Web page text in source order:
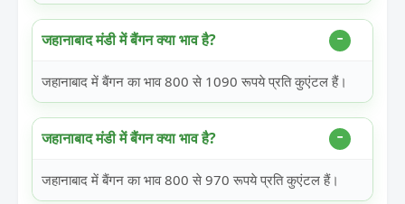
जहानाबाद मंडी में बैंगन क्या भाव है?
जहानाबाद में बैंगन का भाव 800 से 1090 रूपये प्रति कुएंटल हैं।
जहानाबाद मंडी में बैंगन क्या भाव है?
जहानाबाद में बैंगन का भाव 800 से 970 रूपये प्रति कुएंटल हैं।